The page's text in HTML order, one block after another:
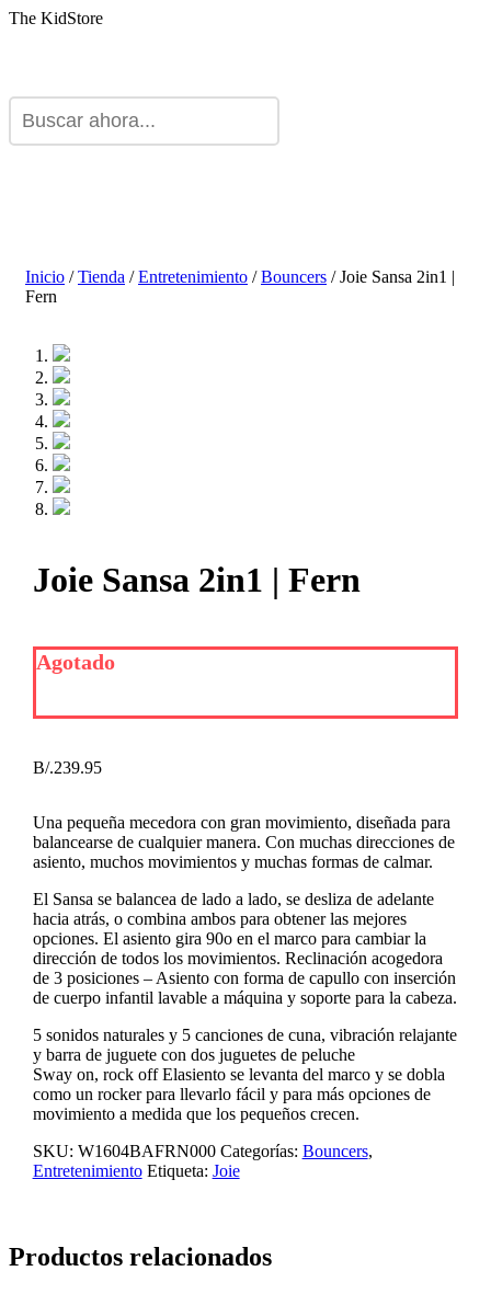
The KidStore
Inicio /Tienda /Entretenimiento /Bouncers / Joie Sansa 2in1 |
Fern
Joie Sansa 2in1 | Fern
B/.239.95
Una pequeña mecedora con gran movimiento, diseñada para
balancearse de cualquier manera. Con muchas direcciones de
asiento, muchos movimientos y muchas formas de calmar.
El Sansa se balancea de lado a lado, se desliza de adelante
hacia atrás, o combina ambos para obtener las mejores
opciones. El asiento gira 90o en el marco para cambiar la
dirección de todos los movimientos. Reclinación acogedora
de 3 posiciones – Asiento con forma de capullo con inserción
de cuerpo infantil lavable a máquina y soporte para la cabeza.
5 sonidos naturales y 5 canciones de cuna, vibración relajante
y barra de juguete con dos juguetes de peluche
Sway on, rock off Elasiento se levanta del marco y se dobla
como un rocker para llevarlo fácil y para más opciones de
movimiento a medida que los pequeños crecen.
Agotado
SKU: W1604BAFRN000 Categorías: Bouncers,
Entretenimiento Etiqueta: Joie
Productos relacionados